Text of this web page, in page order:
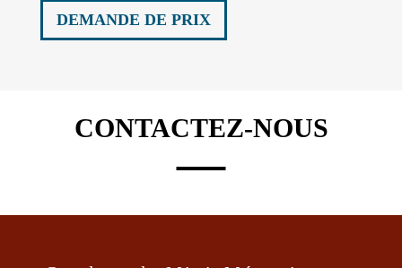
DEMANDE DE PRIX
CONTACTEZ-NOUS